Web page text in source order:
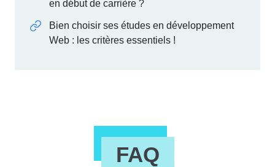
en début de carrière ?
Bien choisir ses études en développement
Web : les critères essentiels !
FAQ